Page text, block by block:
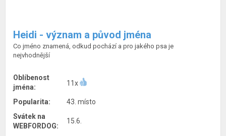
Heidi - význam a původ jména
Co jméno znamená, odkud pochází a pro jakého psa je
nejvhodnější
Oblíbenost
jména:
11x
Popularita:
43. místo
Svátek na
WEBFORDOG:
15.6.